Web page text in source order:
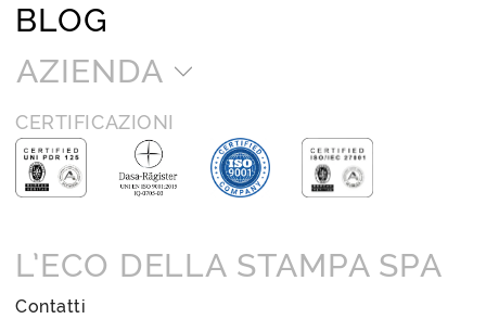
BLOG
AZIENDA
CERTIFICAZIONI
L’ECO DELLA STAMPA SPA
Contatti